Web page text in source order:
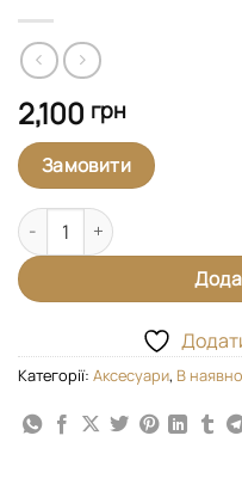
2,100 грн
Замовити
Намисто "Медове" кількість
Категорії: Аксесуари, В